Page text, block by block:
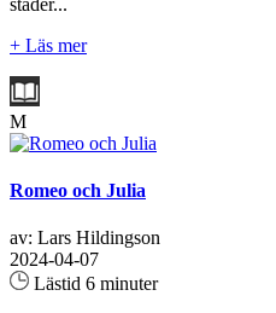
städer...
+ Läs mer
M
Romeo och Julia
av: Lars Hildingson
2024-04-07
Lästid 6 minuter